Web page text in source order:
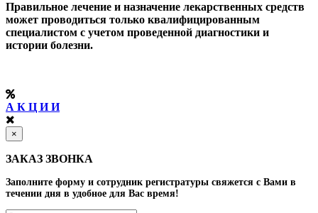
Правильное лечение и назначение лекарственных средств
может проводиться только квалифицированным
специалистом с учетом проведенной диагностики и
истории болезни.
А К Ц И И
×
ЗАКАЗ ЗВОНКА
Заполните форму и сотрудник регистратуры свяжется с Вами в
течении дня в удобное для Вас время!